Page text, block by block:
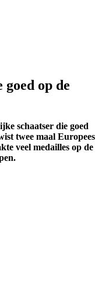
goed op de
schaatser die goed
twee maal Europees
veel medailles op de